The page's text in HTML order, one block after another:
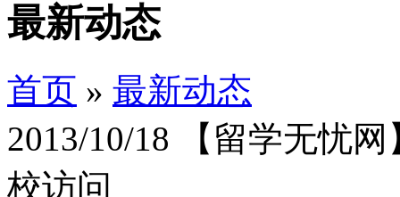
最新动态
首页 » 最新动态
2013/10/18 【留学无忧
校访问